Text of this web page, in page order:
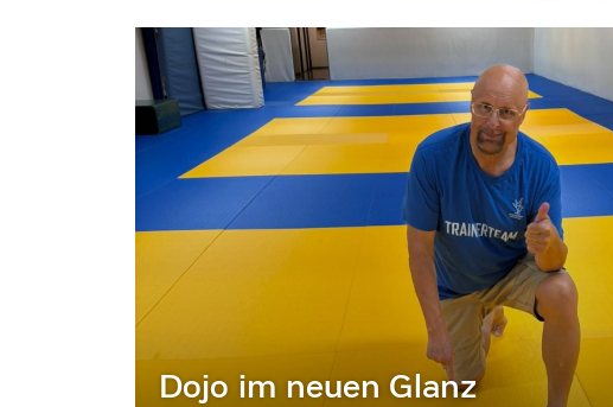
Dojo im neuen Glanz